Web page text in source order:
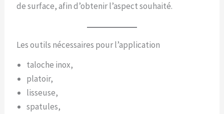
de surface, afin d’obtenir l’aspect souhaité.
Les outils nécessaires pour l’application
taloche inox,
platoir,
lisseuse,
spatules,